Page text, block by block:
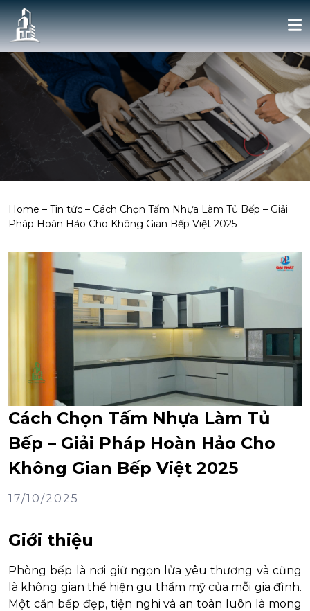
Home – Tin tức – Cách Chọn Tấm Nhựa Làm Tủ Bếp – Giải
Pháp Hoàn Hảo Cho Không Gian Bếp Việt 2025
Cách Chọn Tấm Nhựa Làm Tủ
Bếp – Giải Pháp Hoàn Hảo Cho
Không Gian Bếp Việt 2025
17/10/2025
Giới thiệu
Phòng bếp là nơi giữ ngọn lửa yêu thương và cũng
là không gian thể hiện gu thẩm mỹ của mỗi gia đình.
Một căn bếp đẹp, tiện nghi và an toàn luôn là mong